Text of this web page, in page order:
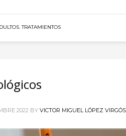
,TRATAMIENTOS
2022 BY VICTOR MIGUEL LÓPEZ VIRGÓS